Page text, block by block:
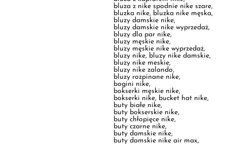
bluzy męskie nike ,
bluzy męskie nike wyprzedaż,
bluzy nike,bluzy nike damskie,
bluzy nike meskie,
bluzy nike zalando,
bluzy rozpinane nike
bogini nike,
bokserki męskie nike,
bokserki nike,bucket hat nike,
buty białe nike,
buty bokserskie nike
buty chłopięce nike,
buty czarne nike
buty damskie nike,
buty damskie nike air max,
buty damskie nike czarne
buty do biegania damskie nike
buty do biegania nike
buty do koszykówki nike
buty do siatkówki nike